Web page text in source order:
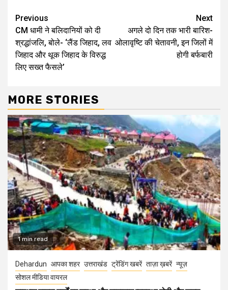
Continue
Reading
Previous
CM धामी ने बलिदानियों को दी
श्रद्धांजलि, बोले- ‘लैंड जिहाद, लव
जिहाद और थूक जिहाद के विरुद्ध
लिए सख्त फैसले’
Next
अगले दो दिन तक भारी बारिश-
ओलावृष्टि की चेतावनी, इन जिलों में
होगी बर्फबारी
MORE STORIES
1 min read
Dehardun आपका शहर उत्तराखंड ट्रेंडिंग खबरें ताज़ा ख़बरें न्यूज़
सोशल मीडिया वायरल